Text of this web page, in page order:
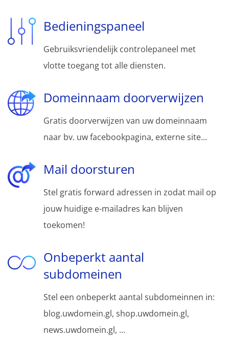
Bedieningspaneel
Gebruiksvriendelijk controlepaneel met
vlotte toegang tot alle diensten.
Domeinnaam doorverwijzen
Gratis doorverwijzen van uw domeinnaam
naar bv. uw facebookpagina, externe site...
Mail doorsturen
Stel gratis forward adressen in zodat mail op
jouw huidige e-mailadres kan blijven
toekomen!
Onbeperkt aantal
subdomeinen
Stel een onbeperkt aantal subdomeinnen in:
blog.uwdomein.gl, shop.uwdomein.gl,
news.uwdomein.gl, ...